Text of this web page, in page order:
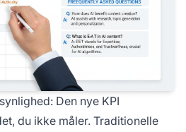
Den nye KPI
du ikke måler. Traditionelle